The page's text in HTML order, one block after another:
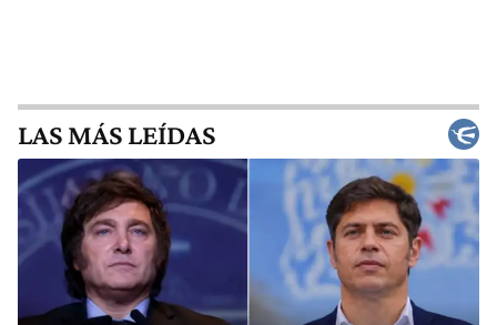
LAS MÁS LEÍDAS